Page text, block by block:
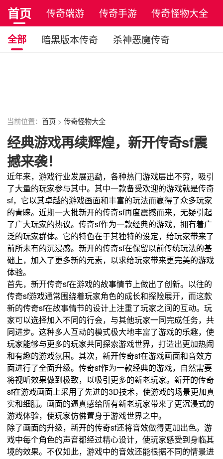
首页 传奇端游 传奇手游
传奇怪物大全
正版传奇
全部 暗黑版本传奇
杀神恶魔传奇
复古传奇
当前位置：首页 >传奇怪物大全
经典游戏再续辉煌，新开传奇sf震
撼来袭！
近年来，游戏行业发展迅勐，各种热门游戏层出不穷，吸引
了大量的玩家参与其中。其中一款备受欢迎的游戏就是传奇
sf，它以其卓越的游戏画面和丰富的玩法而赢得了众多玩家
的青睐。近期一大批新开的传奇sf再度震撼而来，无疑引起
了广大玩家的热议。传奇sf作为一款经典的游戏，拥有着广
泛的玩家群体。它的特色在于其独特的设定，给玩家带来了
前所未有的沉浸感。新开的传奇sf在保留以前传统玩法的基
础上，加入了更多新的元素，以求给玩家带来更完美的游戏
体验。
首先，新开传奇sf在游戏的故事情节上做出了创新。以往的
传奇sf游戏通常围绕着玩家角色的成长和探险展开，而这款
新的传奇sf在故事情节的设计上注重了玩家之间的互动。玩
家可以选择加入不同的行会，与其他玩家一同完成任务，共
同进步。这种多人互动的模式极大地丰富了游戏的乐趣，使
玩家能够与更多的玩家共同探索游戏世界，打造出更加热闹
和有趣的游戏氛围。其次，新开传奇sf在游戏画面和音效方
面进行了全面升级。传奇sf作为一款经典的游戏，自然需要
将视听效果做到极致，以吸引更多的新老玩家。新开的传奇
sf在游戏画面上采用了先进的3D技术，使游戏的场景更加真
实和细腻。画面的逼真感给所有新老玩家带来了更沉浸式的
游戏体验，使玩家仿佛置身于游戏世界之中。
除了画面的升级，新开的传奇sf还将音效做得更加出色。游
戏中每个角色的声音都经过精心设计，使玩家感受到身临其
境的效果。不仅如此，游戏中的音效还能根据不同的情景进